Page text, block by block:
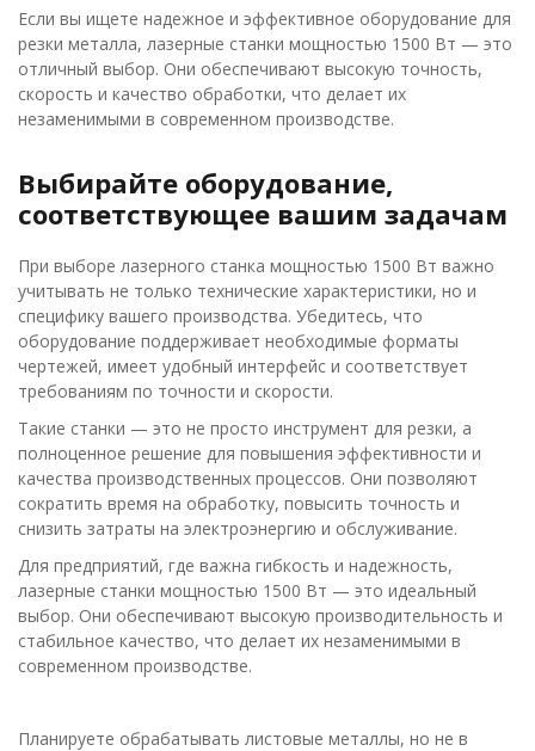
Если вы ищете надежное и эффективное оборудование для
резки металла, лазерные станки мощностью 1500 Вт — это
отличный выбор. Они обеспечивают высокую точность,
скорость и качество обработки, что делает их
незаменимыми в современном производстве.
Выбирайте оборудование,
соответствующее вашим задачам
При выборе лазерного станка мощностью 1500 Вт важно
учитывать не только технические характеристики, но и
специфику вашего производства. Убедитесь, что
оборудование поддерживает необходимые форматы
чертежей, имеет удобный интерфейс и соответствует
требованиям по точности и скорости.
Такие станки — это не просто инструмент для резки, а
полноценное решение для повышения эффективности и
качества производственных процессов. Они позволяют
сократить время на обработку, повысить точность и
снизить затраты на электроэнергию и обслуживание.
Для предприятий, где важна гибкость и надежность,
лазерные станки мощностью 1500 Вт — это идеальный
выбор. Они обеспечивают высокую производительность и
стабильное качество, что делает их незаменимыми в
современном производстве.
Планируете обрабатывать листовые металлы, но не в